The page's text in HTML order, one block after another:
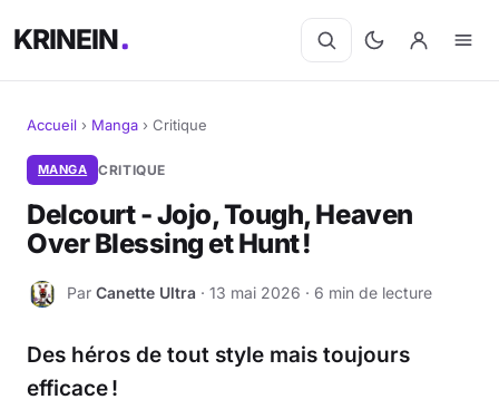
KRINEIN
Cinéma
Séries
Livres
Accueil › Manga › Critique
MANGA CRITIQUE
Delcourt - Jojo, Tough, Heaven
Over Blessing et Hunt !
C Par Canette Ultra · 13 mai 2026 · 6 min de lecture
Des héros de tout style mais toujours
efficace !